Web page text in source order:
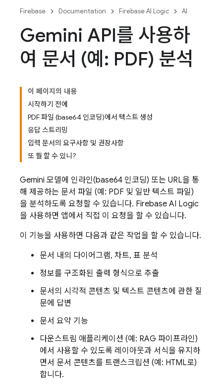
Firebase Documentation Firebase AI Logic AI
Gemini API를 사용하
여 문서 (예: PDF) 분석
이 페이지의 내용
시작하기 전에
PDF 파일 (base64 인코딩)에서 텍스트 생성
응답 스트리밍
입력 문서의 요구사항 및 권장사항
또 뭘 할 수 있니?
Gemini 모델에 인라인(base64 인코딩) 또는 URL을 통
해 제공하는 문서 파일 (예: PDF 및 일반 텍스트 파일)
을 분석하도록 요청할 수 있습니다. Firebase AI Logic
을 사용하면 앱에서 직접 이 요청을 할 수 있습니다.
이 기능을 사용하면 다음과 같은 작업을 할 수 있습니다.
문서 내의 다이어그램, 차트, 표 분석
정보를 구조화된 출력 형식으로 추출
문서의 시각적 콘텐츠 및 텍스트 콘텐츠에 관한 질
문에 답변
문서 요약 기능
다운스트림 애플리케이션 (예: RAG 파이프라인)
에서 사용할 수 있도록 레이아웃과 서식을 유지하
면서 문서 콘텐츠를 트랜스크립션 (예: HTML로)
합니다.